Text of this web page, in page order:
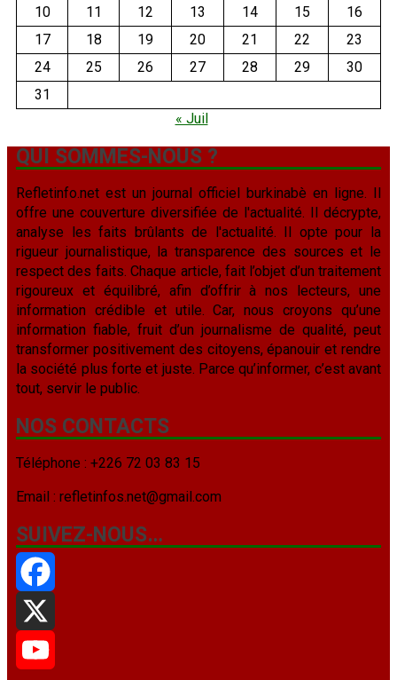
10
11 12 13 14 15
16
17
18 19 20 21 22
23
24
25 26 27 28 29
30
31
« Juil
QUI SOMMES-NOUS ?
Refletinfo.net est un journal officiel burkinabè en ligne. Il
offre une couverture diversifiée de l'actualité. Il décrypte,
analyse les faits brûlants de l'actualité. Il opte pour la
rigueur journalistique, la transparence des sources et le
respect des faits. Chaque article, fait l’objet d’un traitement
rigoureux et équilibré, afin d’offrir à nos lecteurs, une
information crédible et utile. Car, nous croyons qu’une
information fiable, fruit d’un journalisme de qualité, peut
transformer positivement des citoyens, épanouir et rendre
la société plus forte et juste. Parce qu’informer, c’est avant
tout, servir le public.
NOS CONTACTS
Téléphone : +226 72 03 83 15
Email : refletinfos.net@gmail.com
SUIVEZ-NOUS…
Facebook
X